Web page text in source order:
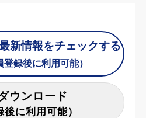
新情報をチェックする
登録後に利用可能）
ウンロード
後に利用可能）